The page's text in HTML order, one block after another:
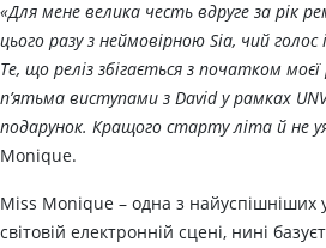
«Для мене велика честь вдруге за рік
цього разу з неймовірною Sia, чий
Те, що реліз збігається з початком моєї
п’ятьма виступами з David у рамках
подарунок. Кращого старту літа й не
Monique.
Miss Monique – одна з найуспішніших
світовій електронній сцені, нині